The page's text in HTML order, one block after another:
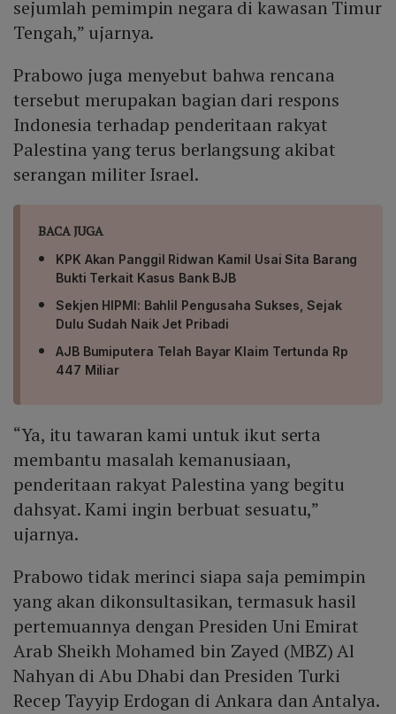
sejumlah pemimpin negara di kawasan Timur
Tengah,” ujarnya.
Prabowo juga menyebut bahwa rencana
tersebut merupakan bagian dari respons
Indonesia terhadap penderitaan rakyat
Palestina yang terus berlangsung akibat
serangan militer Israel.
BACA JUGA
KPK Akan Panggil Ridwan Kamil Usai Sita Barang
Bukti Terkait Kasus Bank BJB
Sekjen HIPMI: Bahlil Pengusaha Sukses, Sejak
Dulu Sudah Naik Jet Pribadi
AJB Bumiputera Telah Bayar Klaim Tertunda Rp
447 Miliar
“Ya, itu tawaran kami untuk ikut serta
membantu masalah kemanusiaan,
penderitaan rakyat Palestina yang begitu
dahsyat. Kami ingin berbuat sesuatu,”
ujarnya.
Prabowo tidak merinci siapa saja pemimpin
yang akan dikonsultasikan, termasuk hasil
pertemuannya dengan Presiden Uni Emirat
Arab Sheikh Mohamed bin Zayed (MBZ) Al
Nahyan di Abu Dhabi dan Presiden Turki
Recep Tayyip Erdogan di Ankara dan Antalya.